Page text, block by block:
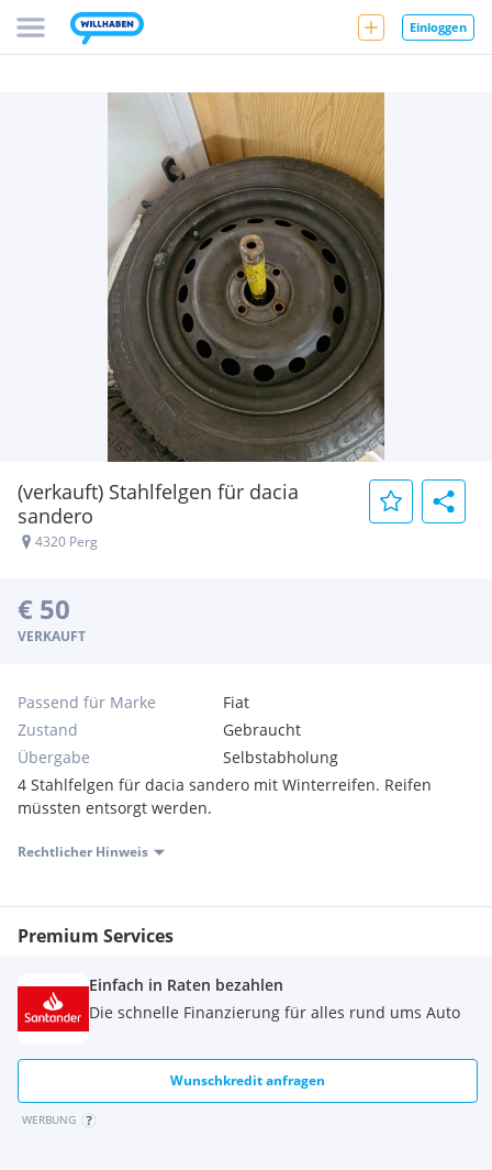
Einloggen
(verkauft) Stahlfelgen für dacia
sandero
4320 Perg
€ 50
VERKAUFT
Passend für Marke
Fiat
Zustand
Gebraucht
Übergabe
Selbstabholung
4 Stahlfelgen für dacia sandero mit Winterreifen. Reifen
müssten entsorgt werden.
Rechtlicher Hinweis
Premium Services
Einfach in Raten bezahlen
Die schnelle Finanzierung für alles rund ums Auto
Wunschkredit anfragen
WERBUNG